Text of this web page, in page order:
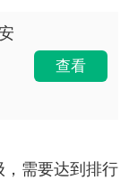
查看
需要达到排行